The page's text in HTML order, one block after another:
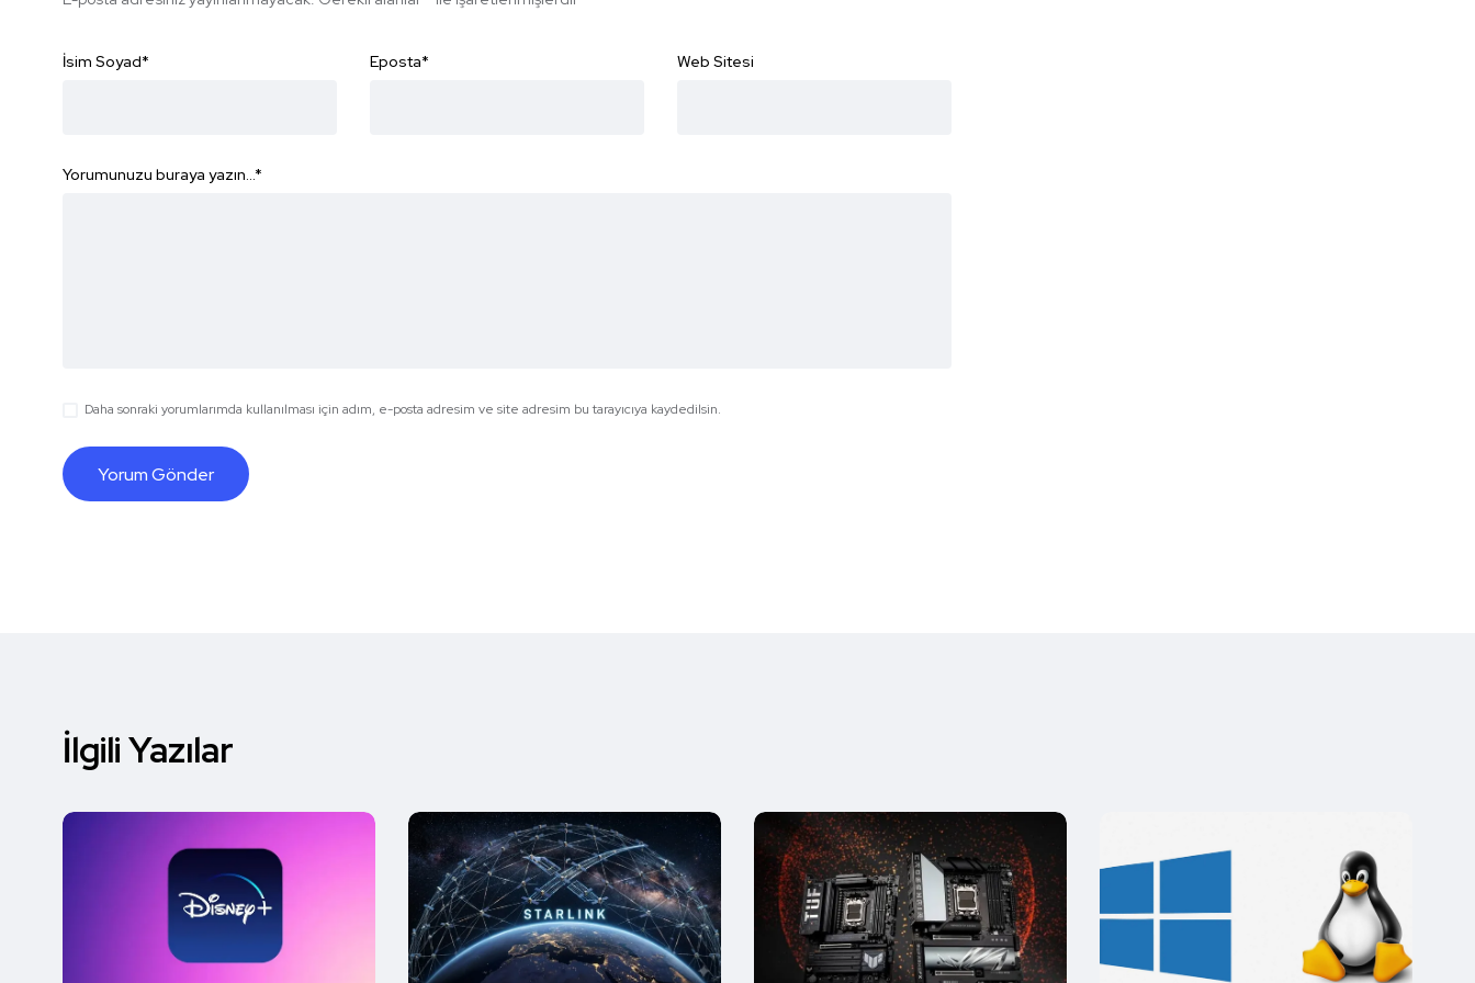
İsim Soyad* Eposta* Web Sitesi
Yorumunuzu buraya yazın...*
Daha sonraki yorumlarımda kullanılması için adım, e-posta adresim ve site adresim bu tarayıcıya kaydedilsin.
İlgili Yazılar